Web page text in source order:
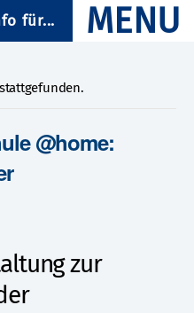
für...
@home:
zur